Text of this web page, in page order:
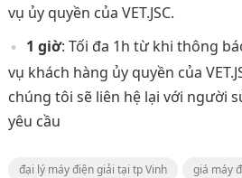
vụ ủy quyền của VET.JSC.
1 giờ: Tối đa 1h từ khi thông
vụ khách hàng ủy quyền của
chúng tôi sẽ liên hệ lại với người
yêu cầu
đại lý máy điện giải tại tp Vinh
giá máy